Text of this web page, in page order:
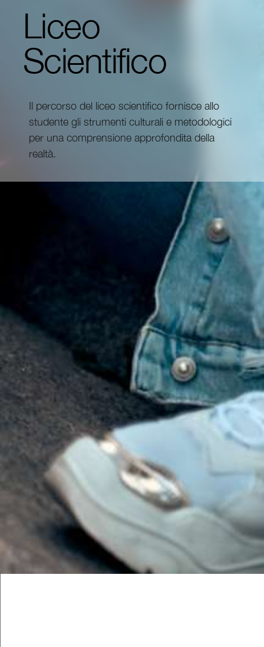
Liceo
Scientifico
Il percorso del liceo scientifico fornisce allo
studente gli strumenti culturali e metodologici
per una comprensione approfondita della
realtà.